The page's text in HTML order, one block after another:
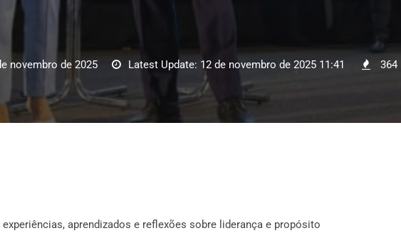
novembro de 2025 Latest Update: 12 de novembro de 2025 11:41 364
experiências, aprendizados e reflexões sobre liderança e propósito